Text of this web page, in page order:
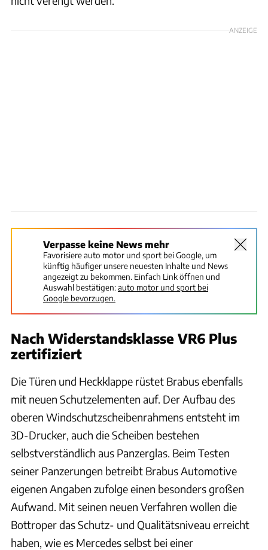
ANZEIGE
Verpasse keine News mehr
Favorisiere auto motor und sport bei Google, um
künftig häufiger unsere neuesten Inhalte und News
angezeigt zu bekommen. Einfach Link öffnen und
Auswahl bestätigen:auto motor und sport bei
Google bevorzugen.
Nach Widerstandsklasse VR6 Plus
zertifiziert
Die Türen und Heckklappe rüstet Brabus ebenfalls
mit neuen Schutzelementen auf. Der Aufbau des
oberen Windschutzscheibenrahmens entsteht im
3D-Drucker, auch die Scheiben bestehen
selbstverständlich aus Panzerglas. Beim Testen
seiner Panzerungen betreibt Brabus Automotive
eigenen Angaben zufolge einen besonders großen
Aufwand. Mit seinen neuen Verfahren wollen die
Bottroper das Schutz- und Qualitätsniveau erreicht
haben, wie es Mercedes selbst bei einer